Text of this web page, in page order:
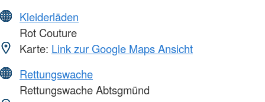
Kleiderläden
Rot Couture
Karte: Link zur Google Maps Ansicht
Rettungswache
Rettungswache Abtsgmünd